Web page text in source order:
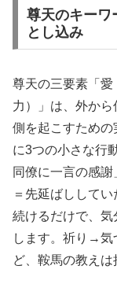
尊天のキーワ
とし込み
尊天の三要素「
力）」は、外か
側を起こすため
に3つの小さな行
同僚に一言の感
＝先延ばしして
続けるだけで、
します。祈り→
ど、鞍馬の教えは